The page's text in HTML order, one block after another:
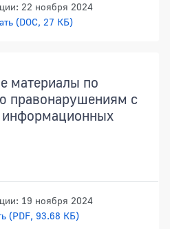
22 ноября 2024
(DOC, 27 КБ)
материалы по
правонарушениям с
информационных
19 ноября 2024
(PDF, 93.68 КБ)